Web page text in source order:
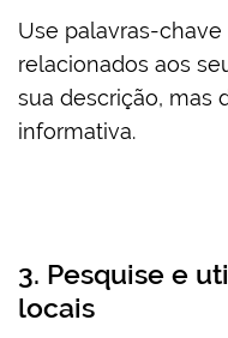
Use palavras-
relacionados aos
sua descrição, mas
informativa.
3. Pesquise e
locais